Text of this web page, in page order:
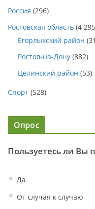
Россия (296)
Ростовская область (4
Егорлыкский район
Ростов-на-Дону (882)
Целинский район (53)
Спорт (528)
Опрос
Пользуетесь ли Вы
Да
От случая к случаю